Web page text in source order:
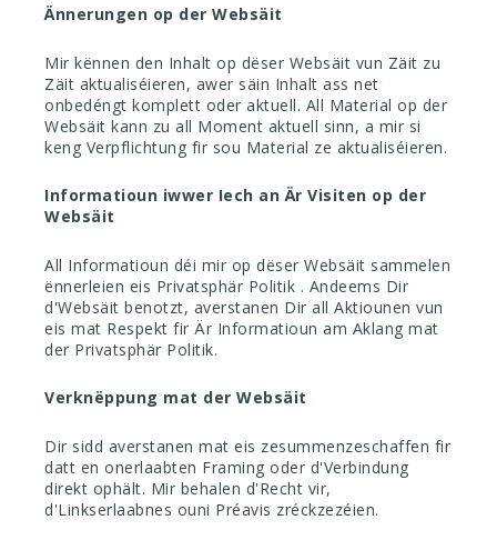
Ännerungen op der Websäit
Mir kënnen den Inhalt op dëser Websäit vun Zäit zu
Zäit aktualiséieren, awer säin Inhalt ass net
onbedéngt komplett oder aktuell. All Material op der
Websäit kann zu all Moment aktuell sinn, a mir si
keng Verpflichtung fir sou Material ze aktualiséieren.
Informatioun iwwer Iech an Är Visiten op der
Websäit
All Informatioun déi mir op dëser Websäit sammelen
ënnerleien eis Privatsphär Politik . Andeems Dir
d'Websäit benotzt, averstanen Dir all Aktiounen vun
eis mat Respekt fir Är Informatioun am Aklang mat
der Privatsphär Politik.
Verknëppung mat der Websäit
Dir sidd averstanen mat eis zesummenzeschaffen fir
datt en onerlaabten Framing oder d'Verbindung
direkt ophält. Mir behalen d'Recht vir,
d'Linkserlaabnes ouni Préavis zréckzezéien.